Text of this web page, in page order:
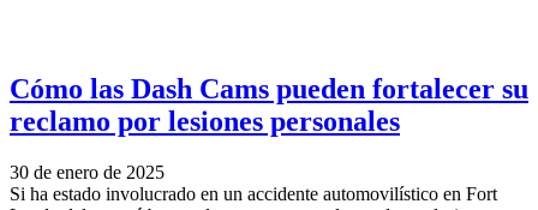
Cómo las Dash Cams pueden fortalecer su
reclamo por lesiones personales
30 de enero de 2025
Si ha estado involucrado en un accidente automovilístico en Fort